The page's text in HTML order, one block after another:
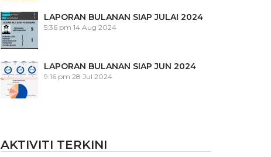
LAPORAN BULANAN SIAP JULAI 2024
5:36 pm 14 Aug 2024
LAPORAN BULANAN SIAP JUN 2024
9:16 pm 28 Jul 2024
AKTIVITI TERKINI